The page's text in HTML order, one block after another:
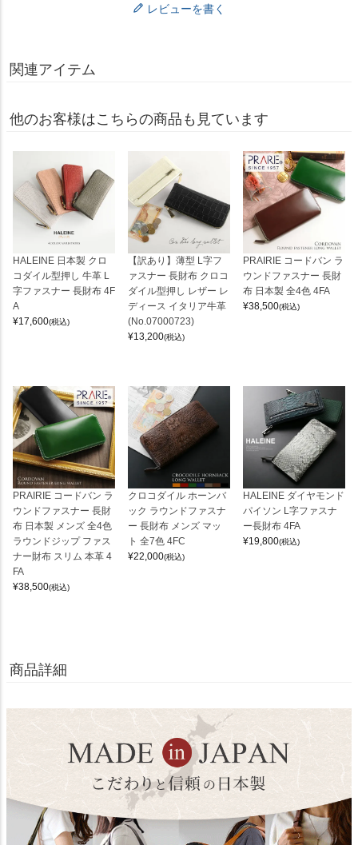
レビューを書く
関連アイテム
他のお客様はこちらの商品も見ています
HALEINE 日本製 クロ
コダイル型押し 牛革 L
字ファスナー 長財布 4F
A
¥17,600(税込)
【訳あり】薄型 L字フ
ァスナー 長財布 クロコ
ダイル型押し レザー レ
ディース イタリア牛革
(No.07000723)
¥13,200(税込)
PRAIRIE コードバン ラ
ウンドファスナー 長財
布 日本製 全4色 4FA
¥38,500(税込)
PRAIRIE コードバン ラ
ウンドファスナー 長財
布 日本製 メンズ 全4色
ラウンドジップ ファス
ナー財布 スリム 本革 4
FA
¥38,500(税込)
クロコダイル ホーンバ
ック ラウンドファスナ
ー 長財布 メンズ マッ
ト 全7色 4FC
¥22,000(税込)
HALEINE ダイヤモンド
パイソン L字ファスナ
ー長財布 4FA
¥19,800(税込)
商品詳細